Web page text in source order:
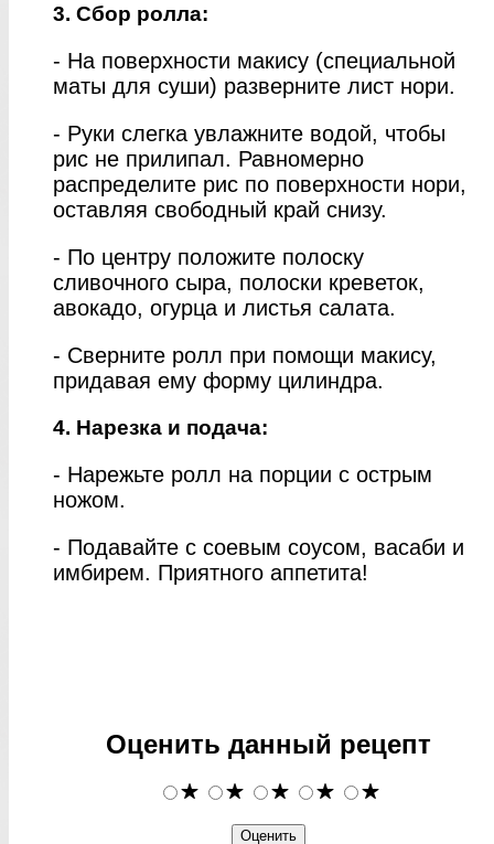
3. Сбор ролла:
- На поверхности макису (специальной
маты для суши) разверните лист нори.
- Руки слегка увлажните водой, чтобы
рис не прилипал. Равномерно
распределите рис по поверхности нори,
оставляя свободный край снизу.
- По центру положите полоску
сливочного сыра, полоски креветок,
авокадо, огурца и листья салата.
- Сверните ролл при помощи макису,
придавая ему форму цилиндра.
4. Нарезка и подача:
- Нарежьте ролл на порции с острым
ножом.
- Подавайте с соевым соусом, васаби и
имбирем. Приятного аппетита!
Оценить данный рецепт